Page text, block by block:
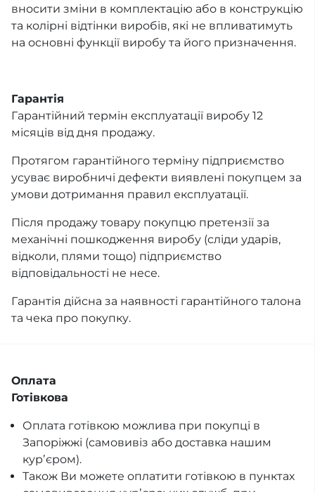
вносити зміни в комплектацію або в конструкцію
та колірні відтінки виробів, які не впливатимуть
на основні функції виробу та його призначення.
Гарантія
Гарантійний термін експлуатації виробу 12
місяців від дня продажу.
Протягом гарантійного терміну підприємство
усуває виробничі дефекти виявлені покупцем за
умови дотримання правил експлуатації.
Після продажу товару покупцю претензії за
механічні пошкодження виробу (сліди ударів,
відколи, плями тощо) підприємство
відповідальності не несе.
Гарантія дійсна за наявності гарантійного талона
та чека про покупку.
Оплата
Готівкова
Оплата готівкою можлива при покупці в
Запоріжжі (самовивіз або доставка нашим
курʼєром).
Також Ви можете оплатити готівкою в пунктах